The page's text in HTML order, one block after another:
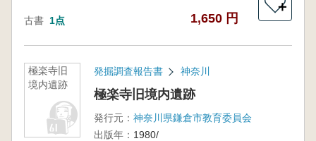
古書 1点 1,650 円
＋
極楽寺旧
境内遺跡
発掘調査報告書 神奈川
極楽寺旧境内遺跡
発行元： 神奈川県鎌倉市教育委員会
出版年： 1980/